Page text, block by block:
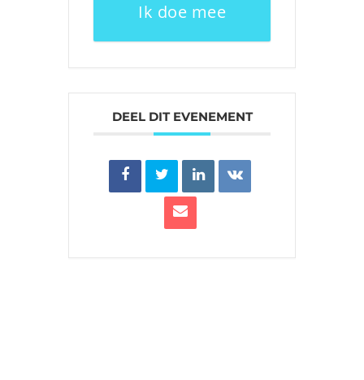
Ik doe mee
DEEL DIT EVENEMENT